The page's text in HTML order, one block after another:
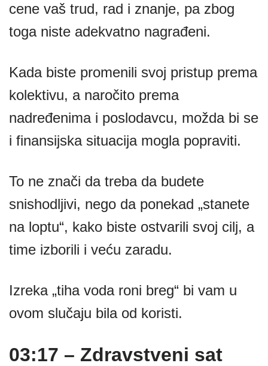
cene vaš trud, rad i znanje, pa zbog
toga niste adekvatno nagrađeni.
Kada biste promenili svoj pristup prema
kolektivu, a naročito prema
nadređenima i poslodavcu, možda bi se
i finansijska situacija mogla popraviti.
To ne znači da treba da budete
snishodljivi, nego da ponekad „stanete
na loptu“, kako biste ostvarili svoj cilj, a
time izborili i veću zaradu.
Izreka „tiha voda roni breg“ bi vam u
ovom slučaju bila od koristi.
03:17 – Zdravstveni sat